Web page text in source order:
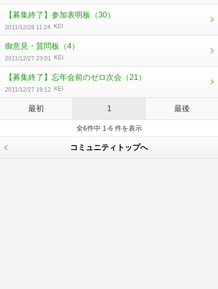
【募集終了】参加表明板 （30）
2011/12/28 11:24 KEI
御意見・質問板 （4）
2011/12/27 23:01 KEI
【募集終了】忘年会前のゼロ次会 （21）
2011/12/27 19:12 KEI
最初 1 最後
全6件中 1-6 件を表示
コミュニティトップへ